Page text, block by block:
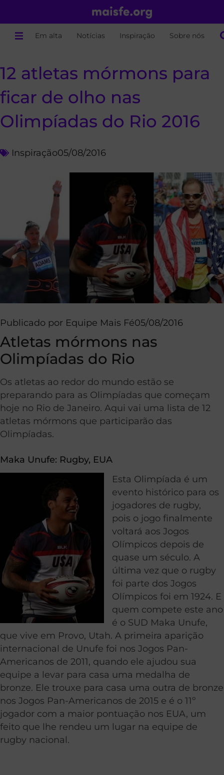
Em alta Notícias Inspiração Sobre nós
12 atletas mórmons para
ficar de olho nas
Olimpíadas do Rio 2016
Inspiração05/08/2016
Publicado por Equipe Mais Fé05/08/2016
Atletas mórmons nas
Olimpíadas do Rio
Os atletas ao redor do mundo estão se
preparando para as Olimpíadas que começam
hoje no Rio de Janeiro. Aqui vai uma lista de 12
atletas mórmons que participarão das
Olimpíadas.
Maka Unufe: Rugby, EUA
Esta Olimpíada é um
evento histórico para os
jogadores de rugby,
pois o jogo finalmente
voltará aos Jogos
Olímpicos depois de
quase um século. A
última vez que o rugby
foi parte dos Jogos
Olímpicos foi em 1924. E
quem compete este ano
é o SUD Maka Unufe,
que vive em Provo, Utah. A primeira aparição
internacional de Unufe foi nos Jogos Pan-
Americanos de 2011, quando ele ajudou sua
equipe a levar para casa uma medalha de
bronze. Ele trouxe para casa uma outra de bronze
nos Jogos Pan-Americanos de 2015 e é o 11º
jogador com a maior pontuação nos EUA, um
feito que lhe rendeu um lugar na equipe de
rugby nacional.